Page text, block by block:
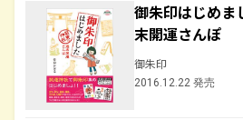
御朱印はじめ
末開運さんぽ
御朱印
2016.12.22 発売